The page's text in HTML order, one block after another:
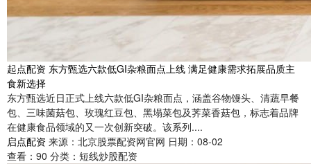
起点配资 东方甄选六款低GI杂粮面点上线 满足健康需求拓展品质主
食新选择
东方甄选近日正式上线六款低GI杂粮面点，涵盖谷物馒头、清蔬早餐
包、三味菌菇包、玫瑰红豆包、黑塌菜包及荠菜香菇包，标志着品牌
在健康食品领域的又一次创新突破。该系列....
启点配资 来源：北京股票配资网官网 日期：08-02
查看： 90 分类： 短线炒股配资